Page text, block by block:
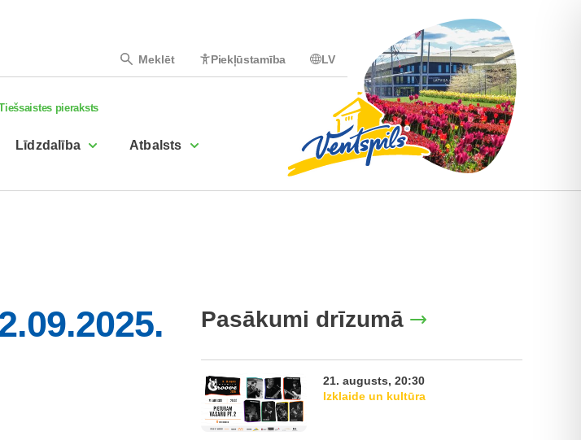
Meklēt Piekļūstamība LV
pieraksts
Līdzdalība Atbalsts
Pasākumi drīzumā
21. augusts, 20:30
Izklaide un kultūra